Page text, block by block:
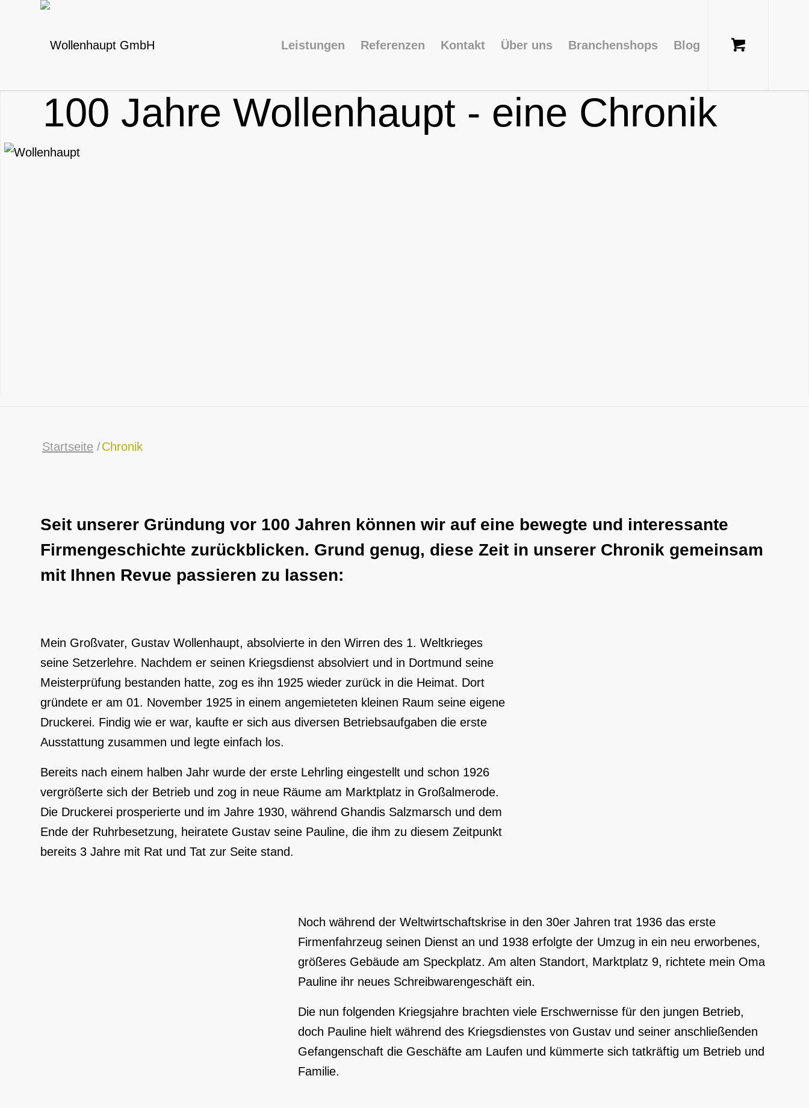
Leistungen Referenzen Kontakt Über uns Branchenshops Blog
100 Jahre Wollenhaupt - eine Chronik
Startseite /Chronik
Seit unserer Gründung vor 100 Jahren können wir auf eine bewegte und interessante
Firmengeschichte zurückblicken. Grund genug, diese Zeit in unserer Chronik gemeinsam
mit Ihnen Revue passieren zu lassen:
Mein Großvater, Gustav Wollenhaupt, absolvierte in den Wirren des 1. Weltkrieges
seine Setzerlehre. Nachdem er seinen Kriegsdienst absolviert und in Dortmund seine
Meisterprüfung bestanden hatte, zog es ihn 1925 wieder zurück in die Heimat. Dort
gründete er am 01. November 1925 in einem angemieteten kleinen Raum seine eigene
Druckerei. Findig wie er war, kaufte er sich aus diversen Betriebsaufgaben die erste
Ausstattung zusammen und legte einfach los.
Bereits nach einem halben Jahr wurde der erste Lehrling eingestellt und schon 1926
vergrößerte sich der Betrieb und zog in neue Räume am Marktplatz in Großalmerode.
Die Druckerei prosperierte und im Jahre 1930, während Ghandis Salzmarsch und dem
Ende der Ruhrbesetzung, heiratete Gustav seine Pauline, die ihm zu diesem Zeitpunkt
bereits 3 Jahre mit Rat und Tat zur Seite stand.
Noch während der Weltwirtschaftskrise in den 30er Jahren trat 1936 das erste
Firmenfahrzeug seinen Dienst an und 1938 erfolgte der Umzug in ein neu erworbenes,
größeres Gebäude am Speckplatz. Am alten Standort, Marktplatz 9, richtete mein Oma
Pauline ihr neues Schreibwarengeschäft ein.
Die nun folgenden Kriegsjahre brachten viele Erschwernisse für den jungen Betrieb,
doch Pauline hielt während des Kriegsdienstes von Gustav und seiner anschließenden
Gefangenschaft die Geschäfte am Laufen und kümmerte sich tatkräftig um Betrieb und
Familie.